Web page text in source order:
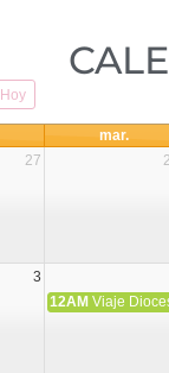
Hoy
mar.
27
3
12AM Viaje